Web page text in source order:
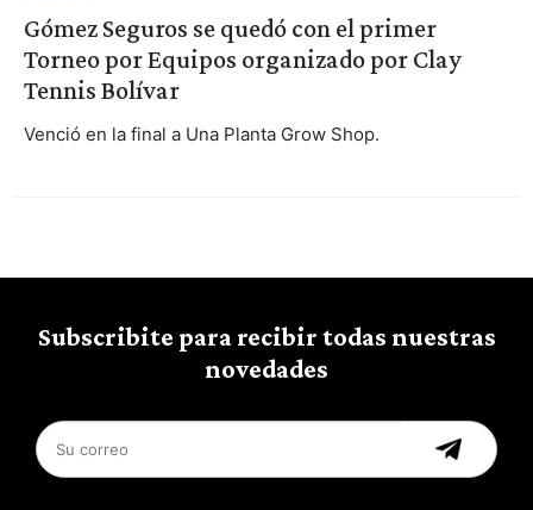
Gómez Seguros se quedó con el primer
Torneo por Equipos organizado por Clay
Tennis Bolívar
Venció en la final a Una Planta Grow Shop.
Subscribite para recibir todas nuestras
novedades